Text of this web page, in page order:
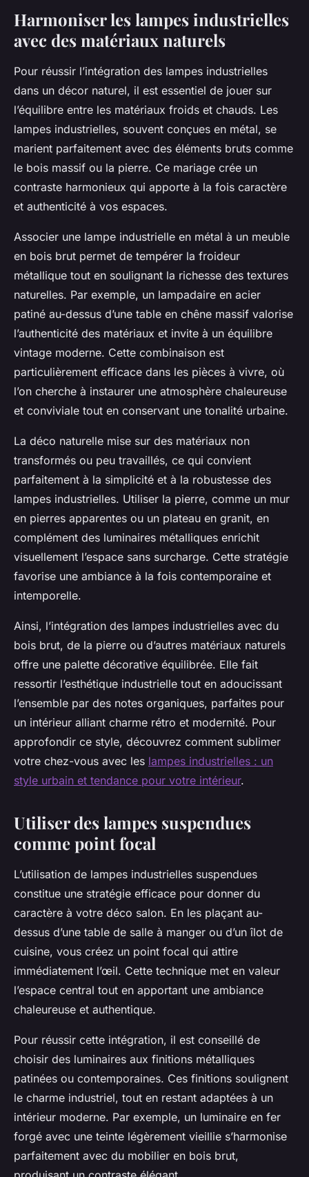
Harmoniser les lampes industrielles
avec des matériaux naturels
Pour réussir l’intégration des lampes industrielles
dans un décor naturel, il est essentiel de jouer sur
l’équilibre entre les matériaux froids et chauds. Les
lampes industrielles, souvent conçues en métal, se
marient parfaitement avec des éléments bruts comme
le bois massif ou la pierre. Ce mariage crée un
contraste harmonieux qui apporte à la fois caractère
et authenticité à vos espaces.
Associer une lampe industrielle en métal à un meuble
en bois brut permet de tempérer la froideur
métallique tout en soulignant la richesse des textures
naturelles. Par exemple, un lampadaire en acier
patiné au-dessus d’une table en chêne massif valorise
l’authenticité des matériaux et invite à un équilibre
vintage moderne. Cette combinaison est
particulièrement efficace dans les pièces à vivre, où
l’on cherche à instaurer une atmosphère chaleureuse
et conviviale tout en conservant une tonalité urbaine.
La déco naturelle mise sur des matériaux non
transformés ou peu travaillés, ce qui convient
parfaitement à la simplicité et à la robustesse des
lampes industrielles. Utiliser la pierre, comme un mur
en pierres apparentes ou un plateau en granit, en
complément des luminaires métalliques enrichit
visuellement l’espace sans surcharge. Cette stratégie
favorise une ambiance à la fois contemporaine et
intemporelle.
Ainsi, l’intégration des lampes industrielles avec du
bois brut, de la pierre ou d’autres matériaux naturels
offre une palette décorative équilibrée. Elle fait
ressortir l’esthétique industrielle tout en adoucissant
l’ensemble par des notes organiques, parfaites pour
un intérieur alliant charme rétro et modernité. Pour
approfondir ce style, découvrez comment sublimer
votre chez-vous avec les lampes industrielles : un
style urbain et tendance pour votre intérieur.
Utiliser des lampes suspendues
comme point focal
L’utilisation de lampes industrielles suspendues
constitue une stratégie efficace pour donner du
caractère à votre déco salon. En les plaçant au-
dessus d’une table de salle à manger ou d’un îlot de
cuisine, vous créez un point focal qui attire
immédiatement l’œil. Cette technique met en valeur
l’espace central tout en apportant une ambiance
chaleureuse et authentique.
Pour réussir cette intégration, il est conseillé de
choisir des luminaires aux finitions métalliques
patinées ou contemporaines. Ces finitions soulignent
le charme industriel, tout en restant adaptées à un
intérieur moderne. Par exemple, un luminaire en fer
forgé avec une teinte légèrement vieillie s’harmonise
parfaitement avec du mobilier en bois brut,